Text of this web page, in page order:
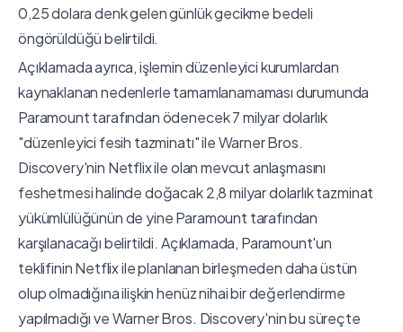
0,25 dolara denk gelen günlük gecikme bedeli
öngörüldüğü belirtildi.
Açıklamada ayrıca, işlemin düzenleyici kurumlardan
kaynaklanan nedenlerle tamamlanamaması durumunda
Paramount tarafından ödenecek 7 milyar dolarlık
"düzenleyici fesih tazminatı" ile Warner Bros.
Discovery'nin Netflix ile olan mevcut anlaşmasını
feshetmesi halinde doğacak 2,8 milyar dolarlık tazminat
yükümlülüğünün de yine Paramount tarafından
karşılanacağı belirtildi. Açıklamada, Paramount'un
teklifinin Netflix ile planlanan birleşmeden daha üstün
olup olmadığına ilişkin henüz nihai bir değerlendirme
yapılmadığı ve Warner Bros. Discovery'nin bu süreçte